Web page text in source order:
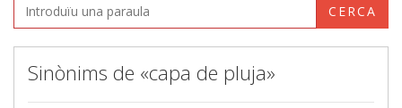
CERCA
Sinònims de «capa de pluja»